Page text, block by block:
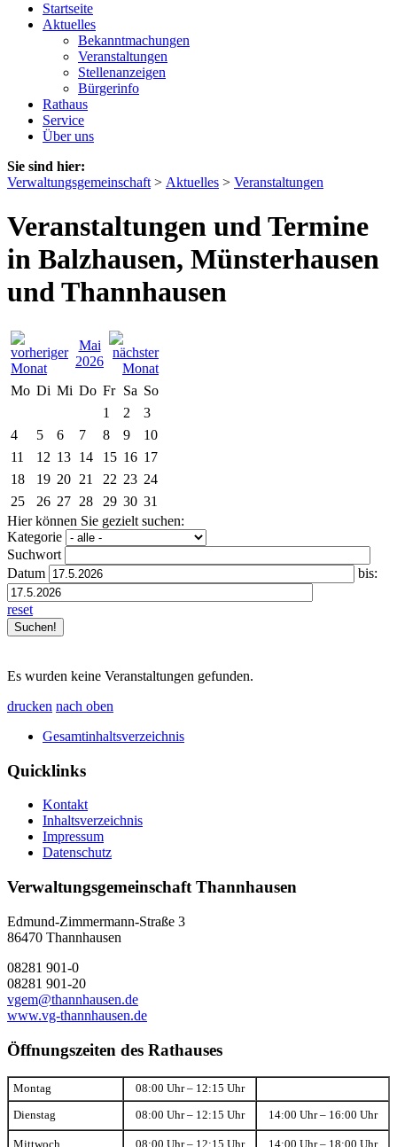
Startseite
Aktuelles
Bekanntmachungen
Veranstaltungen
Stellenanzeigen
Bürgerinfo
Rathaus
Service
Über uns
Sie sind hier:
Verwaltungsgemeinschaft > Aktuelles > Veranstaltungen
Veranstaltungen und Termine
in Balzhausen, Münsterhausen
und Thannhausen
Mai
2026
Mo Di Mi Do Fr Sa So
1
2
3
4
5 6 7 8 9
10
11
12 13 14 15 16 17
18
19 20 21 22 23 24
25
26 27 28 29 30 31
Hier können Sie gezielt suchen:
Kategorie
Suchwort
Datum
bis:
reset
Es wurden keine Veranstaltungen gefunden.
drucken nach oben
Gesamtinhaltsverzeichnis
Quicklinks
Kontakt
Inhaltsverzeichnis
Impressum
Datenschutz
Verwaltungsgemeinschaft Thannhausen
Edmund-Zimmermann-Straße 3
86470 Thannhausen
08281 901-0
08281 901-20
vgem@thannhausen.de
www.vg-thannhausen.de
Öffnungszeiten des Rathauses
Montag 08:00 Uhr – 12:15 Uhr
Dienstag 08:00 Uhr – 12:15 Uhr 14:00 Uhr – 16:00 Uhr